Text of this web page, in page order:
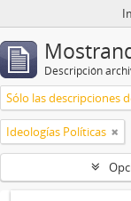
Descripción
Sólo las descripciones
Ideologías Políticas